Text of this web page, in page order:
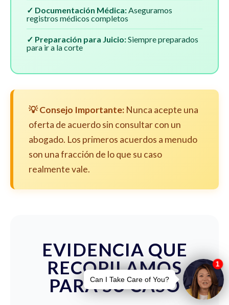
✓ Documentación Médica:Aseguramos
registros médicos completos
✓ Preparación para Juicio:Siempre preparados
para ir a la corte
💡 Consejo Importante: Nunca acepte una
oferta de acuerdo sin consultar con un
abogado. Los primeros acuerdos a menudo
son una fracción de lo que su caso
realmente vale.
EVIDENCIA QUE
RECOPILAMOS
PARA SU CASO